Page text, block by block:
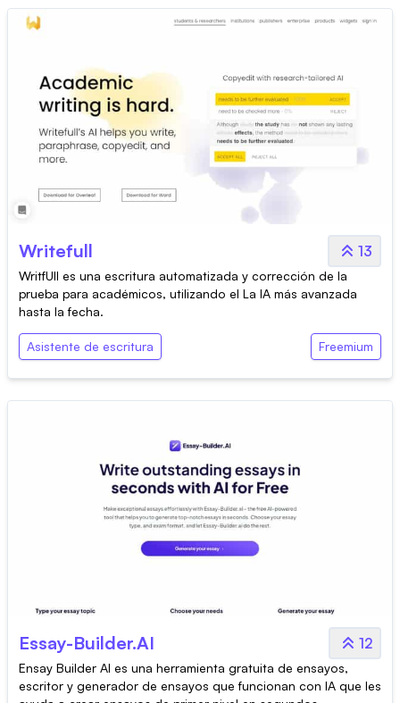
Writefull 13
WritfUll es una escritura automatizada y corrección de la
prueba para académicos, utilizando el La IA más avanzada
hasta la fecha.
Asistente de escritura Freemium
Essay-Builder.AI 12
Ensay Builder AI es una herramienta gratuita de ensayos,
escritor y generador de ensayos que funcionan con IA que les